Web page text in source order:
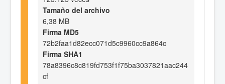
Tamaño del archivo
6,38 MB
Firma MD5
72b2faa1d82ecc071d5c9960cc9a864c
Firma SHA1
78a8396c8c819fd753f1f75ba3037821aac244
cf